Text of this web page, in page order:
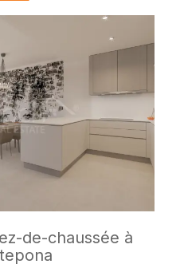
de-chaussée à